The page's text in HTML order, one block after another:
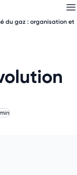
du gaz : organisation et